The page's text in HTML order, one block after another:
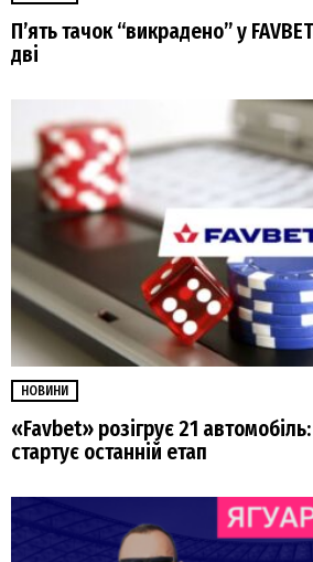
П’ять тачок “викрадено” у
дві
НОВИНИ
«Favbet» розігрує 21
стартує останній етап